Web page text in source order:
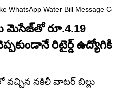
WhatsApp Water Bill Message
మెసేజ్‌తో రూ.4.19
రిటైర్డ్ ఉద్యోగికి
వచ్చిన నకిలీ వాటర్ బిల్లు